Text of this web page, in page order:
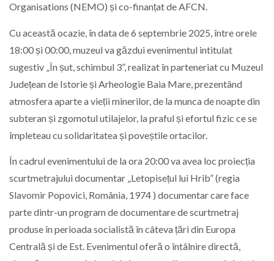
Organisations (NEMO) și co-finanțat de AFCN.
Cu această ocazie, în data de 6 septembrie 2025, între orele
18:00 și 00:00, muzeul va găzdui evenimentul intitulat
sugestiv „În șut, schimbul 3”, realizat în parteneriat cu Muzeul
Județean de Istorie și Arheologie Baia Mare, prezentând
atmosfera aparte a vieții minerilor, de la munca de noapte din
subteran și zgomotul utilajelor, la praful și efortul fizic ce se
împleteau cu solidaritatea și poveștile ortacilor.
În cadrul evenimentului de la ora 20:00 va avea loc proiecția
scurtmetrajului documentar „Letopisețul lui Hrib” (regia
Slavomir Popovici, România, 1974 ) documentar care face
parte dintr-un program de documentare de scurtmetraj
produse în perioada socialistă în câteva țări din Europa
Centrală și de Est. Evenimentul oferă o întâlnire directă,